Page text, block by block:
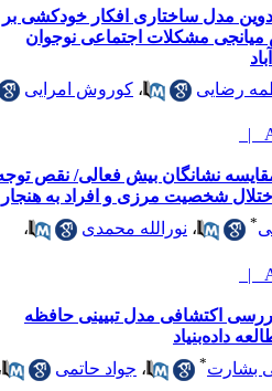
مدل ساختاری افکار خودکشی بر
مشکلات اجتماعی نوجوان
رضایی ،کوروش امرایی
نشانگان بیش فعالی/ نقص توجه
شخصیت مرزی و افراد به هنجار
،نورالله محمدی
،
اکتشافی مدل تبیینی حافظه
داده‌بنیاد
بشارت ،جواد حاتمی
،